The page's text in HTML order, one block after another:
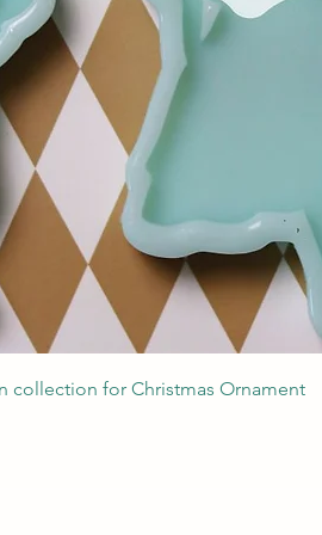
Podgląd
collection for Christmas Ornament